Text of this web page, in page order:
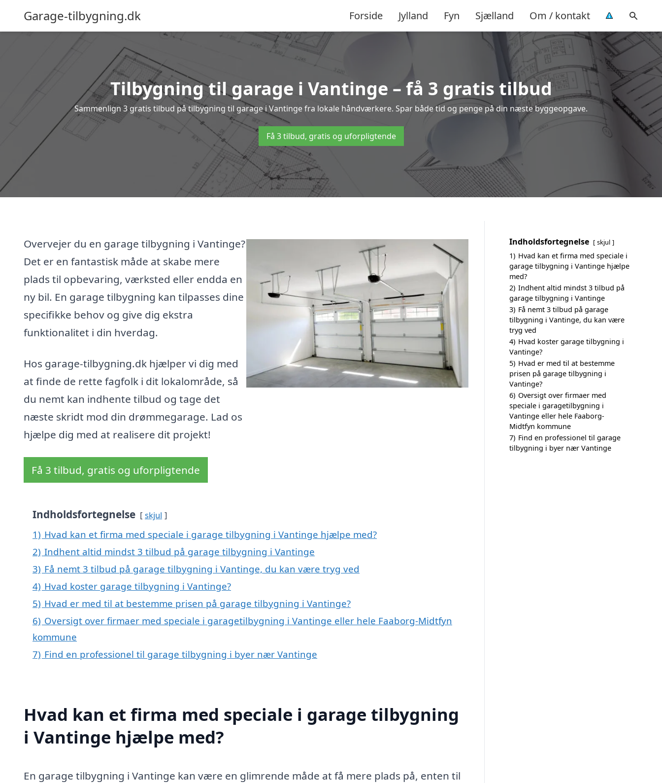
Garage-tilbygning.dk Forside Jylland Fyn Sjælland Om / kontakt
Tilbygning til garage i Vantinge – få 3 gratis tilbud
Sammenlign 3 gratis tilbud på tilbygning til garage i Vantinge fra lokale håndværkere. Spar både tid og penge på din næste byggeopgave.
Få 3 tilbud, gratis og uforpligtende
Overvejer du en garage tilbygning i Vantinge?
Det er en fantastisk måde at skabe mere
plads til opbevaring, værksted eller endda en
ny bil. En garage tilbygning kan tilpasses dine
specifikke behov og give dig ekstra
funktionalitet i din hverdag.
Hos garage-tilbygning.dk hjælper vi dig med
at finde de rette fagfolk i dit lokalområde, så
du nemt kan indhente tilbud og tage det
næste skridt mod din drømmegarage. Lad os
hjælpe dig med at realisere dit projekt!
Få 3 tilbud, gratis og uforpligtende
Indholdsfortegnelse skjul
1) Hvad kan et firma med speciale i garage tilbygning i Vantinge hjælpe med?
2) Indhent altid mindst 3 tilbud på garage tilbygning i Vantinge
3) Få nemt 3 tilbud på garage tilbygning i Vantinge, du kan være tryg ved
4) Hvad koster garage tilbygning i Vantinge?
5) Hvad er med til at bestemme prisen på garage tilbygning i Vantinge?
6) Oversigt over firmaer med speciale i garagetilbygning i Vantinge eller hele Faaborg-Midtfyn
kommune
7) Find en professionel til garage tilbygning i byer nær Vantinge
Hvad kan et firma med speciale i garage tilbygning
i Vantinge hjælpe med?
En garage tilbygning i Vantinge kan være en glimrende måde at få mere plads på, enten til
Indholdsfortegnelse skjul
1) Hvad kan et firma med speciale i
garage tilbygning i Vantinge hjælpe
med?
2) Indhent altid mindst 3 tilbud på
garage tilbygning i Vantinge
3) Få nemt 3 tilbud på garage
tilbygning i Vantinge, du kan være
tryg ved
4) Hvad koster garage tilbygning i
Vantinge?
5) Hvad er med til at bestemme
prisen på garage tilbygning i
Vantinge?
6) Oversigt over firmaer med
speciale i garagetilbygning i
Vantinge eller hele Faaborg-
Midtfyn kommune
7) Find en professionel til garage
tilbygning i byer nær Vantinge